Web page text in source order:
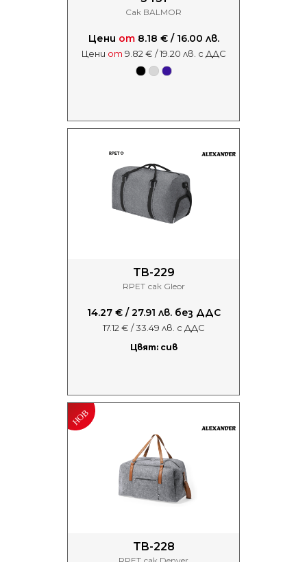
Сак BALMOR
Цени от8.18 € / 16.00 лв.
Цени от 9.82 € / 19.20 лв. с ДДС
TB-229
RPET сак Gleor
14.27 € / 27.91 лв. без ДДС
17.12 € / 33.49 лв. с ДДС
Цвят: сив
TB-228